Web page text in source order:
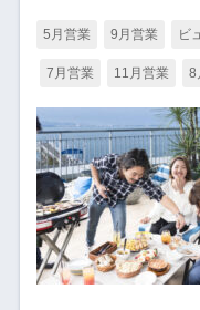
5月営業 9月営業 ビ
7月営業 11月営業 8